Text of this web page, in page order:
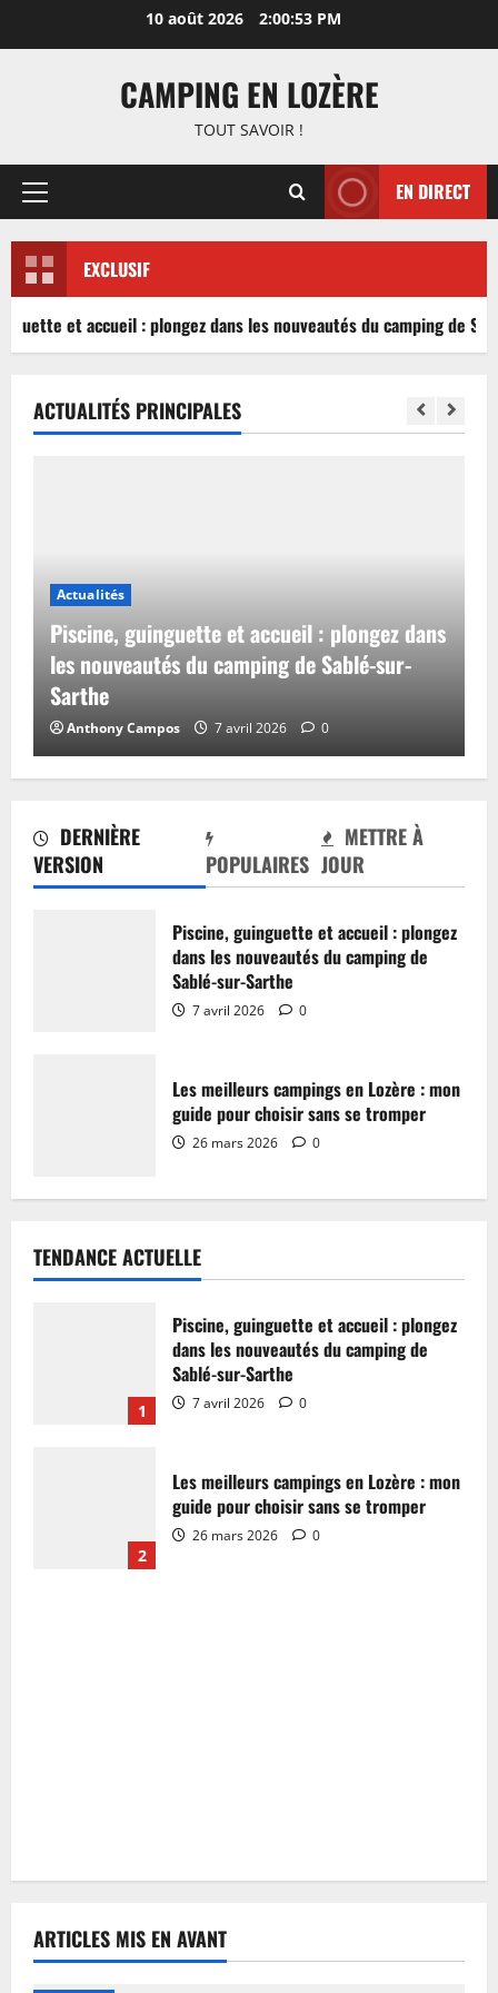
10 août 2026 2:00:53 PM
CAMPING EN LOZÈRE
TOUT SAVOIR !
Menu
EN DIRECT
EXCLUSIF
et accueil : plongez dans les nouveautés du camping de
DERNIÈRE
VERSION
POPULAIRES
METTRE À
JOUR
Piscine, guinguette et accueil : plongez
dans les nouveautés du camping de
Sablé-sur-Sarthe
7 avril 2026 0
Les meilleurs campings en Lozère : mon
guide pour choisir sans se tromper
26 mars 2026 0
ACTUALITÉS PRINCIPALES
Actualités
Piscine, guinguette et accueil : plongez dans
les nouveautés du camping de Sablé-sur-
Sarthe
Anthony Campos 7 avril 2026 0
TENDANCE ACTUELLE
1
Piscine, guinguette et accueil : plongez
dans les nouveautés du camping de
Sablé-sur-Sarthe
7 avril 2026 0
2
Les meilleurs campings en Lozère : mon
guide pour choisir sans se tromper
26 mars 2026 0
ARTICLES MIS EN AVANT